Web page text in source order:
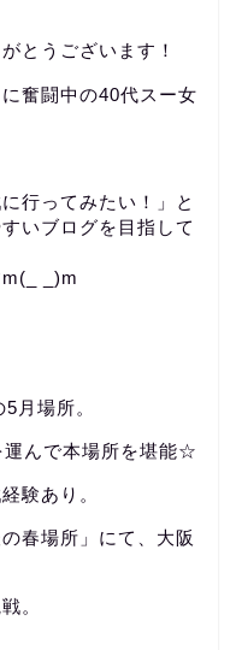
とうございます！
奮闘中の40代スー女
行ってみたい！」と
いブログを目指して
_)m
月場所。
運んで本場所を堪能☆
験あり。
春場所」にて、大阪
。